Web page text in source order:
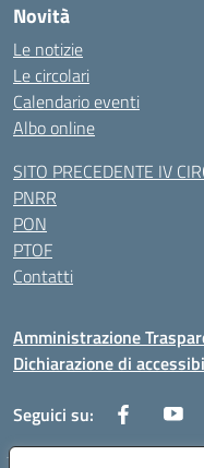
Novità
Le notizie
Le circolari
Calendario eventi
Albo online
SITO PRECEDENTE IV
PNRR
PON
PTOF
Contatti
Amministrazione
Dichiarazione di
Seguici su: